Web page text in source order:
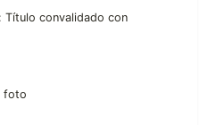
Título convalidado con
foto